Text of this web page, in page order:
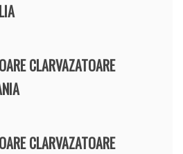
CLARVAZATOARE
CLARVAZATOARE